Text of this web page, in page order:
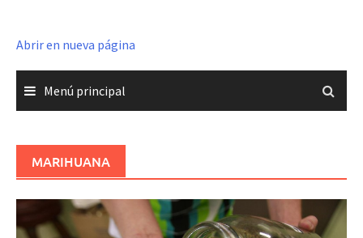
Abrir en nueva página
Menú principal
MARIHUANA